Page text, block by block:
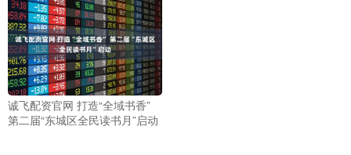
诚飞配资官网 打造“全域书香”
第二届“东城区全民读书月”启动